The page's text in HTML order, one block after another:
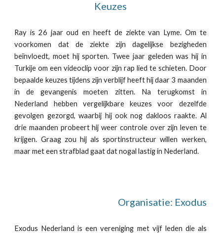
Keuzes
Ray is 26 jaar oud en heeft de ziekte van Lyme. Om te
voorkomen dat de ziekte zijn dagelijkse bezigheden
beïnvloedt, moet hij sporten. Twee jaar geleden was hij in
Turkije om een videoclip voor zijn rap lied te schieten. Door
bepaalde keuzes tijdens zijn verblijf heeft hij daar 3 maanden
in de gevangenis moeten zitten. Na terugkomst in
Nederland hebben vergelijkbare keuzes voor dezelfde
gevolgen gezorgd, waarbij hij ook nog dakloos raakte. Al
drie maanden probeert hij weer controle over zijn leven te
krijgen. Graag zou hij als sportinstructeur willen werken,
maar met een strafblad gaat dat nogal lastig in Nederland.
Organisatie: Exodus
Exodus Nederland is een vereniging met vijf leden die als